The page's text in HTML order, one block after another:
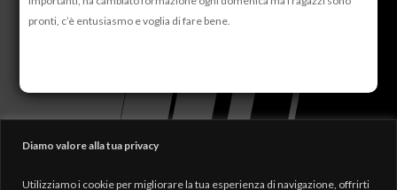
Diamo valore alla tua privacy
Utilizziamo i cookie per migliorare la tua esperienza di navigazione, offrirti
pronti, c’è entusiasmo e voglia di fare bene.